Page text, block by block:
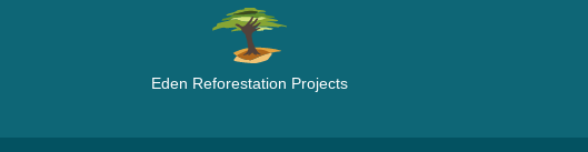
Eden Reforestation Projects